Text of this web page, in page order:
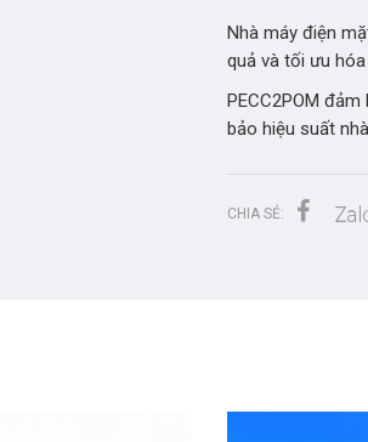
Nhà máy điện
quả và tối ưu
PECC2POM
bảo hiệu suất
CHIA SẺ: